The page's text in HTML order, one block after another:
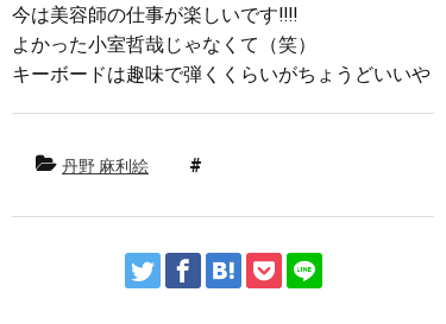
今は美容師の仕事が楽しいです‼︎‼︎
よかった小室哲哉じゃなくて（笑）
キーボードは趣味で弾くくらいがちょうどいいや
丹野 麻利絵